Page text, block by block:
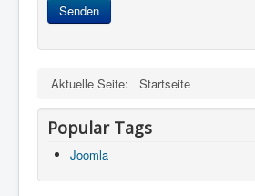
Senden
Aktuelle Seite: Startseite
Popular Tags
Joomla